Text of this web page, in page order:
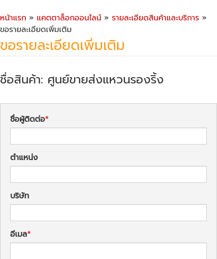
หน้าแรก » แคตตาล็อกออนไลน์ » รายละเอียดสินค้าและบริการ »
ขอรายละเอียดเพิ่มเติม
ขอรายละเอียดเพิ่มเติม
ชื่อสินค้า: ศูนย์ขายส่งแหวนรองริ้ง
ชื่อผู้ติดต่อ
ตำแหน่ง
บริษัท
อีเมล